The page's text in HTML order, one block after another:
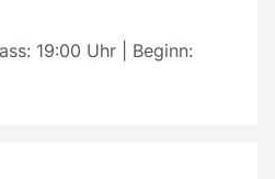
19:00 Uhr | Beginn: